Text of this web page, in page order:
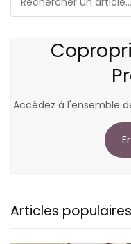
Accédez à l'ensemble
Articles populaires